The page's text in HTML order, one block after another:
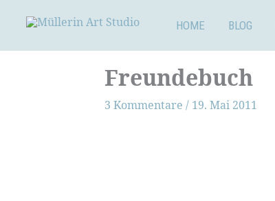
Inhalt
HOME BLOG
Freundebuch
3 Kommentare / 19. Mai 2011